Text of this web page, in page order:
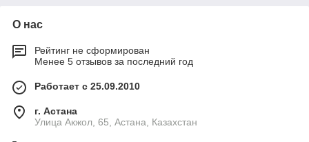
О нас
Рейтинг не сформирован
Менее 5 отзывов за последний год
Работает с 25.09.2010
г. Астана
Улица Акжол, 65, Астана, Казахстан